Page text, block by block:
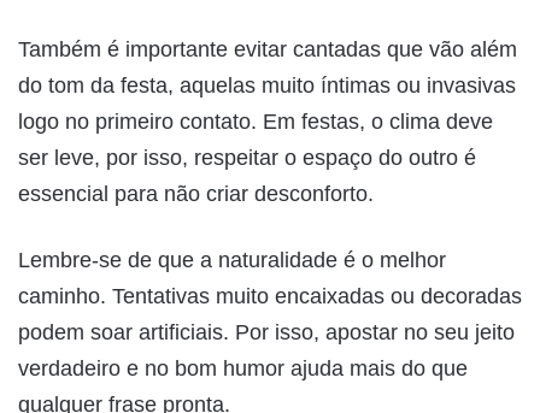
Também é importante evitar cantadas que vão além
do tom da festa, aquelas muito íntimas ou invasivas
logo no primeiro contato. Em festas, o clima deve
ser leve, por isso, respeitar o espaço do outro é
essencial para não criar desconforto.
Lembre-se de que a naturalidade é o melhor
caminho. Tentativas muito encaixadas ou decoradas
podem soar artificiais. Por isso, apostar no seu jeito
verdadeiro e no bom humor ajuda mais do que
qualquer frase pronta.